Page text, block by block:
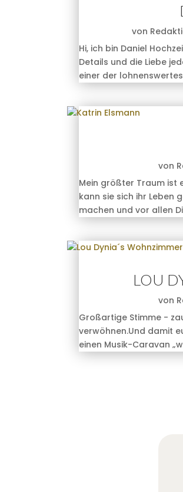
von
Hi, ich bin Daniel
Details und die Liebe
einer der
von
Mein größter Traum ist
kann sie sich ihr Leben
machen und vor allen
LOU
von
Großartige Stimme -
verwöhnen.Und damit
einen Musik-Caravan